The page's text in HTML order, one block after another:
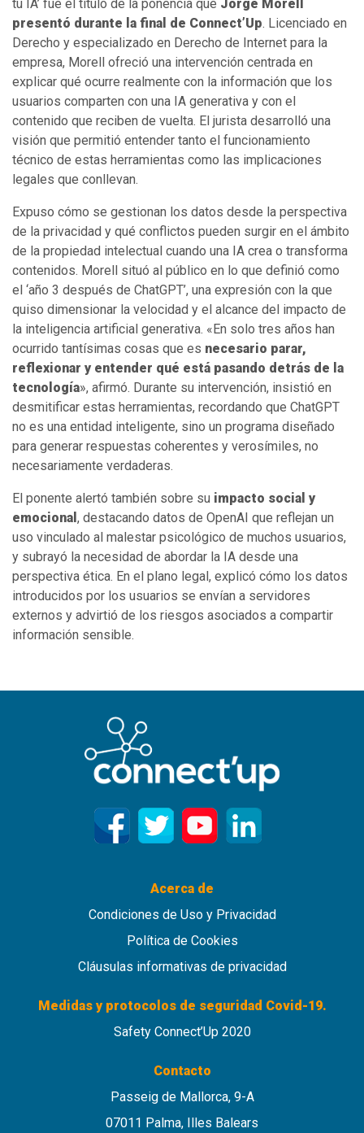
tu IA’ fue el título de la ponencia que Jorge Morell
presentó durante la final de Connect’Up. Licenciado en
Derecho y especializado en Derecho de Internet para la
empresa, Morell ofreció una intervención centrada en
explicar qué ocurre realmente con la información que los
usuarios comparten con una IA generativa y con el
contenido que reciben de vuelta. El jurista desarrolló una
visión que permitió entender tanto el funcionamiento
técnico de estas herramientas como las implicaciones
legales que conllevan.
Expuso cómo se gestionan los datos desde la perspectiva
de la privacidad y qué conflictos pueden surgir en el ámbito
de la propiedad intelectual cuando una IA crea o transforma
contenidos. Morell situó al público en lo que definió como
el ‘año 3 después de ChatGPT’, una expresión con la que
quiso dimensionar la velocidad y el alcance del impacto de
la inteligencia artificial generativa. «En solo tres años han
ocurrido tantísimas cosas que es necesario parar,
reflexionar y entender qué está pasando detrás de la
tecnología», afirmó. Durante su intervención, insistió en
desmitificar estas herramientas, recordando que ChatGPT
no es una entidad inteligente, sino un programa diseñado
para generar respuestas coherentes y verosímiles, no
necesariamente verdaderas.
El ponente alertó también sobre su impacto social y
emocional , destacando datos de OpenAI que reflejan un
uso vinculado al malestar psicológico de muchos usuarios,
y subrayó la necesidad de abordar la IA desde una
perspectiva ética. En el plano legal, explicó cómo los datos
introducidos por los usuarios se envían a servidores
externos y advirtió de los riesgos asociados a compartir
información sensible.
Acerca de
Condiciones de Uso y Privacidad
Política de Cookies
Cláusulas informativas de privacidad
Medidas y protocolos de seguridad Covid-19.
Safety Connect’Up 2020
Contacto
Passeig de Mallorca, 9-A
07011 Palma, Illes Balears